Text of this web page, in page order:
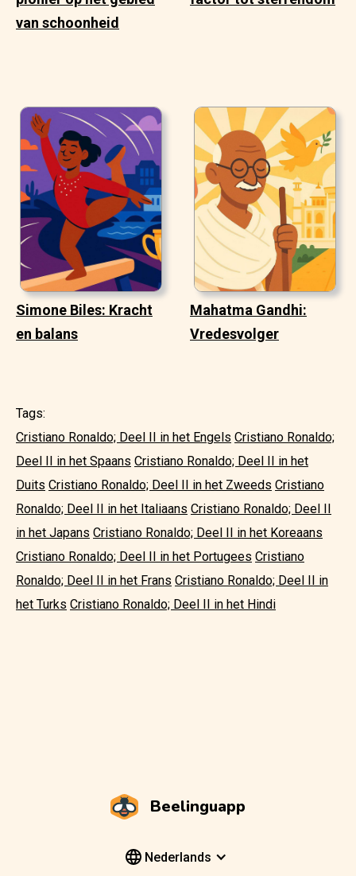
van schoonheid
Simone Biles: Kracht
en balans
Mahatma Gandhi:
Vredesvolger
Tags:
Cristiano Ronaldo; Deel II in het Engels Cristiano Ronaldo;
Deel II in het Spaans Cristiano Ronaldo; Deel II in het
Duits Cristiano Ronaldo; Deel II in het Zweeds Cristiano
Ronaldo; Deel II in het Italiaans Cristiano Ronaldo; Deel II
in het Japans Cristiano Ronaldo; Deel II in het Koreaans
Cristiano Ronaldo; Deel II in het Portugees Cristiano
Ronaldo; Deel II in het Frans Cristiano Ronaldo; Deel II in
het Turks Cristiano Ronaldo; Deel II in het Hindi
Beelinguapp
Nederlands